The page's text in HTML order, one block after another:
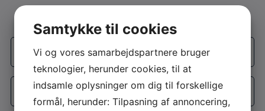
Firmanavn
Navn
Samtykke til cookies
Vi og vores samarbejdspartnere bruger
teknologier, herunder cookies, til at
indsamle oplysninger om dig til forskellige
formål, herunder: Tilpasning af annoncering,